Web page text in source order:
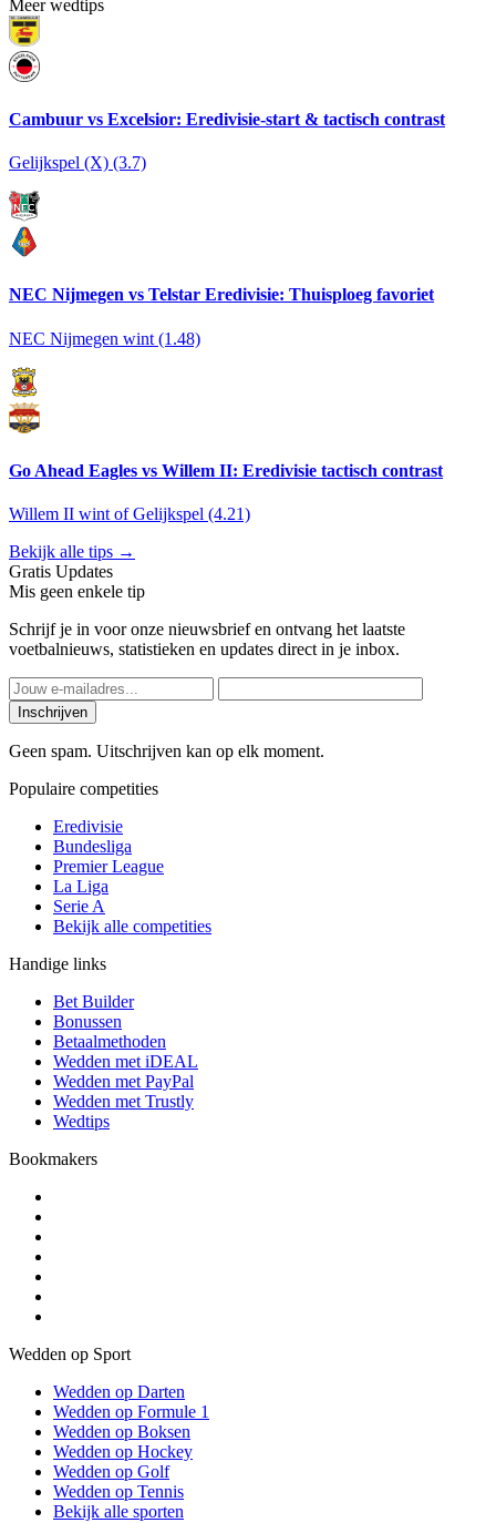
Meer wedtips
Cambuur vs Excelsior: Eredivisie-start & tactisch contrast
Gelijkspel (X) (3.7)
NEC Nijmegen vs Telstar Eredivisie: Thuisploeg favoriet
NEC Nijmegen wint (1.48)
Go Ahead Eagles vs Willem II: Eredivisie tactisch contrast
Willem II wint of Gelijkspel (4.21)
Bekijk alle tips →
Gratis Updates
Mis geen enkele tip
Schrijf je in voor onze nieuwsbrief en ontvang het laatste
voetbalnieuws, statistieken en updates direct in je inbox.
Inschrijven
Geen spam. Uitschrijven kan op elk moment.
Populaire competities
Eredivisie
Bundesliga
Premier League
La Liga
Serie A
Bekijk alle competities
Handige links
Bet Builder
Bonussen
Betaalmethoden
Wedden met iDEAL
Wedden met PayPal
Wedden met Trustly
Wedtips
Bookmakers
Wedden op Sport
Wedden op Darten
Wedden op Formule 1
Wedden op Boksen
Wedden op Hockey
Wedden op Golf
Wedden op Tennis
Bekijk alle sporten